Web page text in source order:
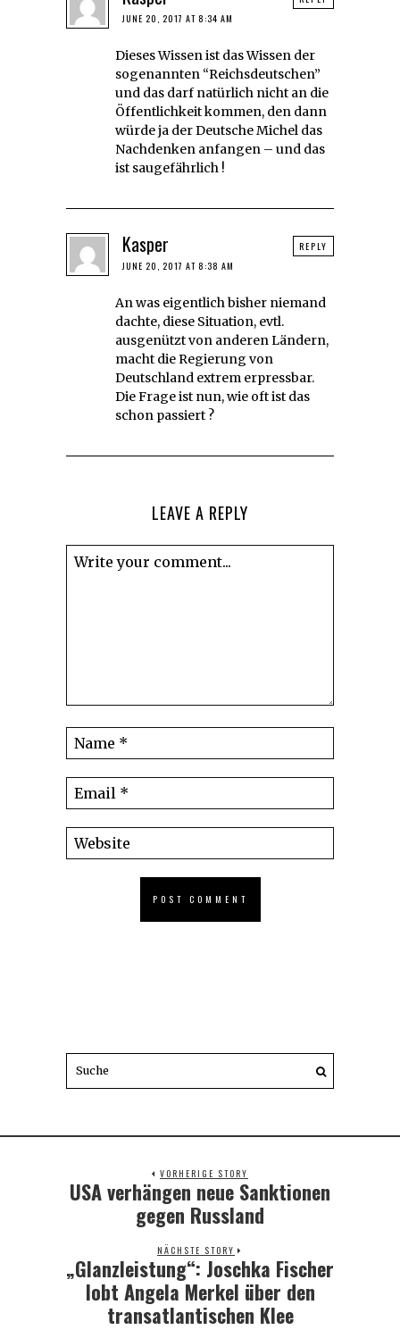
JUNE 20, 2017 AT 8:34 AM
Dieses Wissen ist das Wissen der
sogenannten “Reichsdeutschen”
und das darf natürlich nicht an die
Öffentlichkeit kommen, den dann
würde ja der Deutsche Michel das
Nachdenken anfangen – und das
ist saugefährlich !
Kasper
JUNE 20, 2017 AT 8:38 AM
An was eigentlich bisher niemand
dachte, diese Situation, evtl.
ausgenützt von anderen Ländern,
macht die Regierung von
Deutschland extrem erpressbar.
Die Frage ist nun, wie oft ist das
schon passiert ?
REPLY
LEAVE A REPLY
VORHERIGE STORY
Previous
post:
USA verhängen neue Sanktionen
gegen Russland
NÄCHSTE STORY
Next
post:
„Glanzleistung“: Joschka Fischer
lobt Angela Merkel über den
transatlantischen Klee